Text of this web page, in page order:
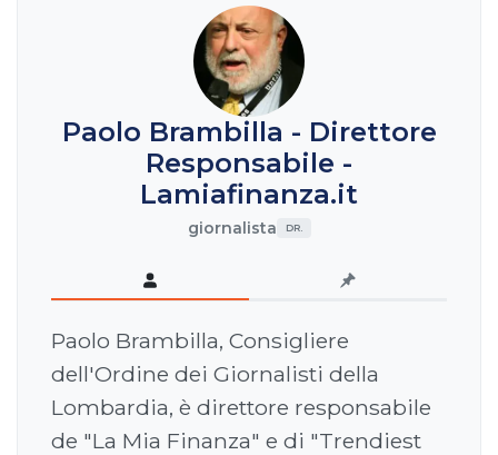
Paolo Brambilla - Direttore
Responsabile -
Lamiafinanza.it
giornalista DR.
Paolo Brambilla, Consigliere
dell'Ordine dei Giornalisti della
Lombardia, è direttore responsabile
de "La Mia Finanza" e di "Trendiest